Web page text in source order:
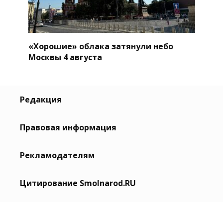
«Хорошие» облака затянули небо
Москвы 4 августа
Редакция
Правовая информация
Рекламодателям
Цитирование Smolnarod.RU